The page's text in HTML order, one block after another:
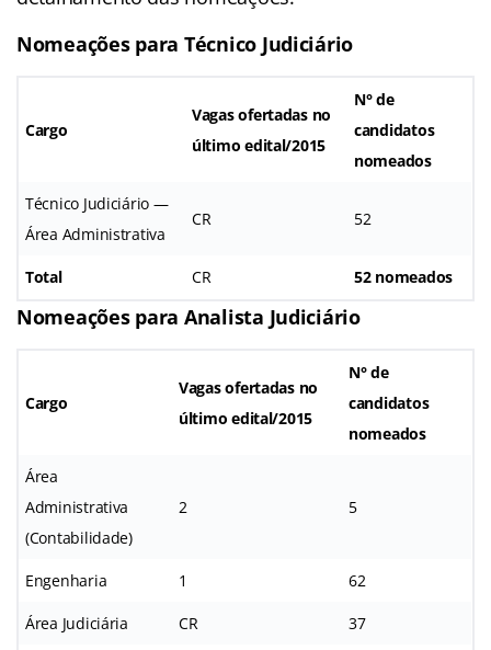
Nomeações para Técnico Judiciário
Cargo
Vagas ofertadas no
último edital/2015
N° de
candidatos
nomeados
Técnico Judiciário —
Área Administrativa
CR 52
Total CR 52 nomeados
Nomeações para Analista Judiciário
Cargo
Vagas ofertadas no
último edital/2015
N° de
candidatos
nomeados
Área
Administrativa
(Contabilidade)
2 5
Engenharia 1 62
Área Judiciária CR 37